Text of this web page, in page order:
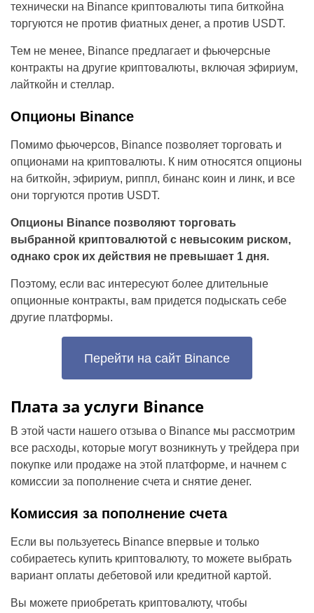
технически на Binance криптовалюты типа биткойна
торгуются не против фиатных денег, а против USDT.
Тем не менее, Binance предлагает и фьючерсные
контракты на другие криптовалюты, включая эфириум,
лайткойн и стеллар.
Опционы Binance
Помимо фьючерсов, Binance позволяет торговать и
опционами на криптовалюты. К ним относятся опционы
на биткойн, эфириум, риппл, бинанс коин и линк, и все
они торгуются против USDT.
Опционы Binance позволяют торговать
выбранной криптовалютой с невысоким риском,
однако срок их действия не превышает 1 дня.
Поэтому, если вас интересуют более длительные
опционные контракты, вам придется подыскать себе
другие платформы.
Перейти на сайт Binance
Плата за услуги Binance
В этой части нашего отзыва о Binance мы рассмотрим
все расходы, которые могут возникнуть у трейдера при
покупке или продаже на этой платформе, и начнем с
комиссии за пополнение счета и снятие денег.
Комиссия за пополнение счета
Если вы пользуетесь Binance впервые и только
собираетесь купить криптовалюту, то можете выбрать
вариант оплаты дебетовой или кредитной картой.
Вы можете приобретать криптовалюту, чтобы